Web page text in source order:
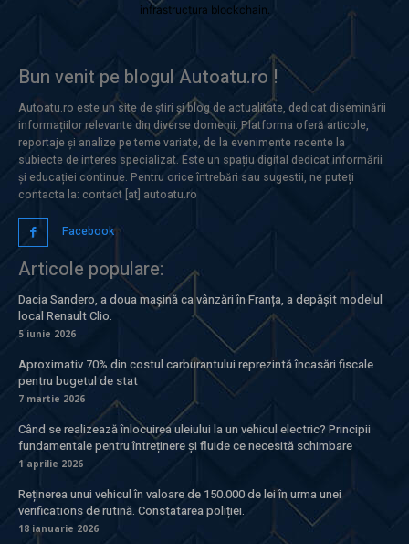
infrastructura blockchain.
Bun venit pe blogul Autoatu.ro !
Autoatu.ro este un site de știri și blog de actualitate, dedicat diseminării
informațiilor relevante din diverse domenii. Platforma oferă articole,
reportaje și analize pe teme variate, de la evenimente recente la
subiecte de interes specializat. Este un spațiu digital dedicat informării
și educației continue. Pentru orice întrebări sau sugestii, ne puteți
contacta la: contact [at] autoatu.ro
Facebook
Articole populare:
Dacia Sandero, a doua mașină ca vânzări în Franța, a depășit modelul
local Renault Clio.
5 iunie 2026
Aproximativ 70% din costul carburantului reprezintă încasări fiscale
pentru bugetul de stat
7 martie 2026
Când se realizează înlocuirea uleiului la un vehicul electric? Principii
fundamentale pentru întreținere și fluide ce necesită schimbare
1 aprilie 2026
Reținerea unui vehicul în valoare de 150.000 de lei în urma unei
verifications de rutină. Constatarea poliției.
18 ianuarie 2026